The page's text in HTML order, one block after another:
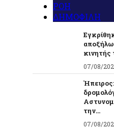
ΡΟΗ
ΔΗΜΟΦΙΛΗ
κινητής
07/08/
την...
07/08/